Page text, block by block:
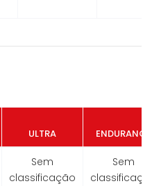
ULTRA ENDURANCE
Sem
classificação
Sem